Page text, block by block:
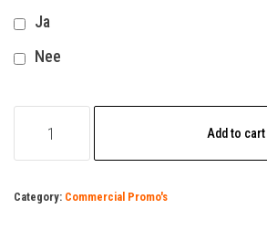
Ja
Nee
quantity
Add to cart
Category: Commercial Promo's